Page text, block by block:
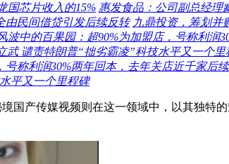
国芯片收入的15% 惠发食品：公司副总经理
由民间借贷引发后续反转 九鼎投资，筹划并
波中的百果园：超90%为加盟店，号称利润
武 谴责特朗普“拙劣霸凌”科技水平又一个里
号称利润30%两年回本，去年关店近千家后
平又一个里程碑
国产传媒视频则在这一领域中，以其独特